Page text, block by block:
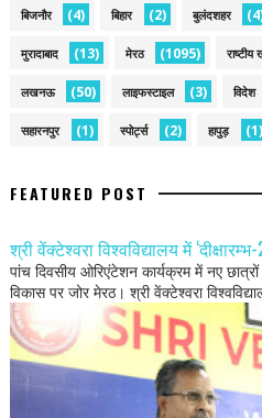
बिजनौर (4) बिहार (2) बुलंदशहर
मुरादाबाद (13) मेरठ (1095) राष्टीय
लखनऊ (50) लाइफस्टाइल (3) विदेश
सहारनपुर (1) स्पोर्ट्स (2) हापुड़ (1)
FEATURED POST
श्री वेंक्टेश्वरा विश्वविद्यालय में
पांच दिवसीय ओरिएंटेशन कार्यक्रम में नए
विकास पर जोर मेरठ। श्री वेंक्टेश्वरा